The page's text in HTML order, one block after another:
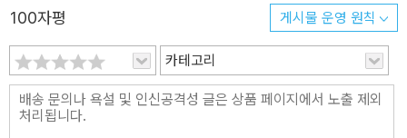
중 이 죽음에 책임이 있는 사람은 탈리아와 불륜 관계에 있던 성인 남
성 음악 교사, ‘블로흐’라고 믿어 의심치 않는다. 하지만 1995년의 야
만적인 환경에서는 여자들을 성적으로 유린하는 ‘약탈자’들은 블로흐
말고도 더 있었다. 탈리아와의 신체 접촉을 해서 그걸 기록하는 ‘탈리
아 빙고판’을 돌리던 남학생들, 자신에게 성기를 노출하고 성희롱을
일삼던 동급생 도리언 등의 기억을 떠올리며 보디는 자신도 ‘미투’에
100자평 게시물 운영 원칙
카테고리